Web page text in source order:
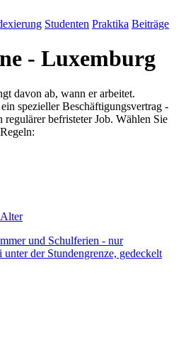
Studenten Praktika Beiträge
- Luxemburg
davon ab, wann er arbeitet.
spezieller Beschäftigungsvertrag -
regulärer befristeter Job. Wählen Sie
und Schulferien - nur
der Stundengrenze, gedeckelt